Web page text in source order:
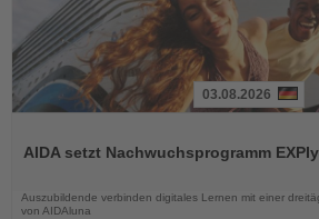
die
03.08.2026
AIDA setzt Nachwuchsprogramm
Auszubildende verbinden digitales Lernen mit einer
von AIDAluna